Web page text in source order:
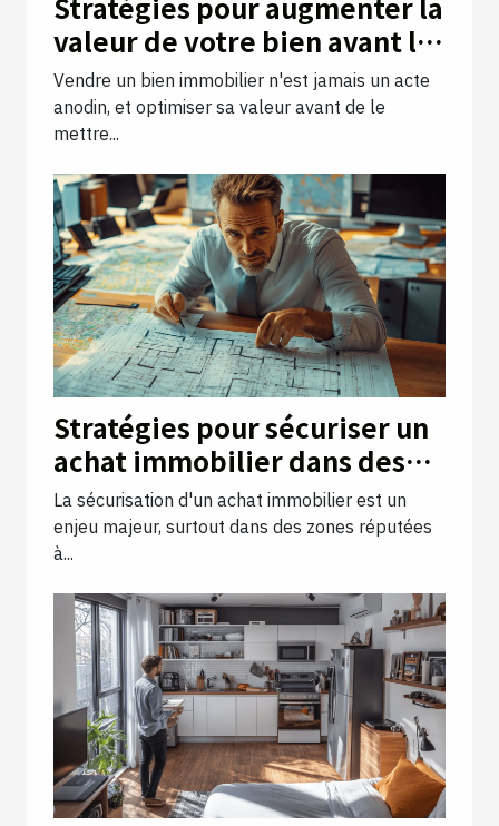
valeur de votre bien avant la
vente
Vendre un bien immobilier n'est jamais un acte
anodin, et optimiser sa valeur avant de le
mettre...
Stratégies pour sécuriser un
achat immobilier dans des
zones à risque
La sécurisation d'un achat immobilier est un
enjeu majeur, surtout dans des zones réputées
à...